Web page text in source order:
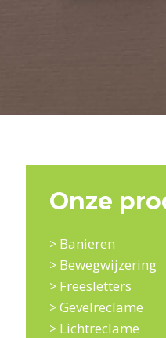
Onze
> Banieren
> Bewegwijzering
> Freesletters
>Gevelreclame
> Lichtreclame